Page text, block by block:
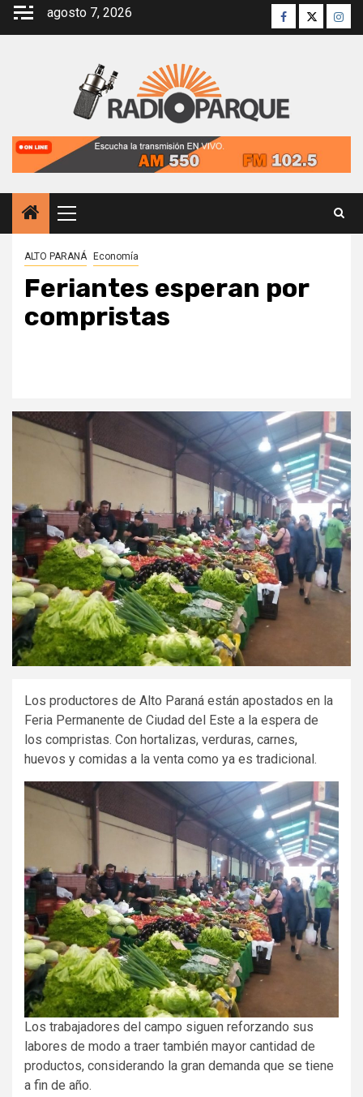
Saltar
agosto 7, 2026 Facebook
Twitter
Menú
principal
ALTO PARANÁ Economía
Feriantes esperan por
compristas
Los productores de Alto Paraná están apostados en la
Feria Permanente de Ciudad del Este a la espera de
los compristas. Con hortalizas, verduras, carnes,
huevos y comidas a la venta como ya es tradicional.
Los trabajadores del campo siguen reforzando sus
labores de modo a traer también mayor cantidad de
productos, considerando la gran demanda que se tiene
a fin de año.